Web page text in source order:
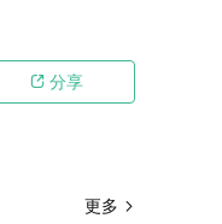
 分享
更多 